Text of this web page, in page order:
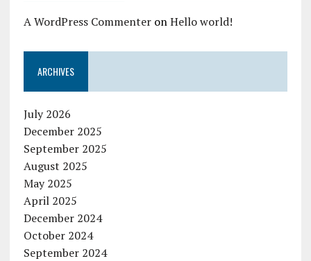
A WordPress CommenteronHello world!
ARCHIVES
July 2026
December 2025
September 2025
August 2025
May 2025
April 2025
December 2024
October 2024
September 2024